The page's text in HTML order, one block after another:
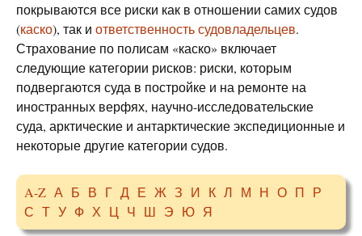
покрываются все риски как в отношении самих судов
(каско), так и ответственность судовладельцев.
Страхование по полисам «каско» включает
следующие категории рисков: риски, которым
подвергаются суда в постройке и на ремонте на
иностранных верфях, научно-исследовательские
суда, арктические и антарктические экспедиционные и
некоторые другие категории судов.
A-Z А Б В Г Д Е Ж З И К Л М Н О П Р
С Т У Ф Х Ц Ч Ш Э Ю Я